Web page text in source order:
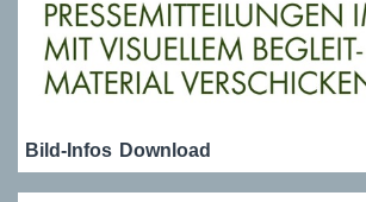
Bild-Infos Download